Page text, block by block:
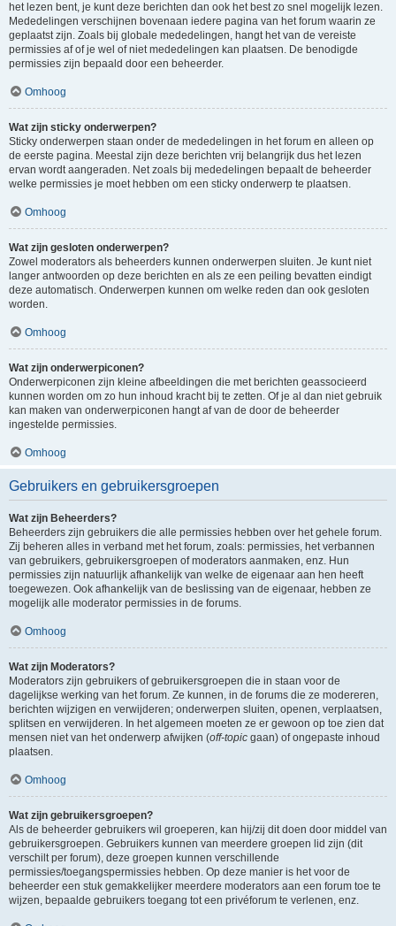
het lezen bent, je kunt deze berichten dan ook het best zo snel mogelijk lezen.
Mededelingen verschijnen bovenaan iedere pagina van het forum waarin ze
geplaatst zijn. Zoals bij globale mededelingen, hangt het van de vereiste
permissies af of je wel of niet mededelingen kan plaatsen. De benodigde
permissies zijn bepaald door een beheerder.
Omhoog
Wat zijn sticky onderwerpen?
Sticky onderwerpen staan onder de mededelingen in het forum en alleen op
de eerste pagina. Meestal zijn deze berichten vrij belangrijk dus het lezen
ervan wordt aangeraden. Net zoals bij mededelingen bepaalt de beheerder
welke permissies je moet hebben om een sticky onderwerp te plaatsen.
Omhoog
Wat zijn gesloten onderwerpen?
Zowel moderators als beheerders kunnen onderwerpen sluiten. Je kunt niet
langer antwoorden op deze berichten en als ze een peiling bevatten eindigt
deze automatisch. Onderwerpen kunnen om welke reden dan ook gesloten
worden.
Omhoog
Wat zijn onderwerpiconen?
Onderwerpiconen zijn kleine afbeeldingen die met berichten geassocieerd
kunnen worden om zo hun inhoud kracht bij te zetten. Of je al dan niet gebruik
kan maken van onderwerpiconen hangt af van de door de beheerder
ingestelde permissies.
Omhoog
Gebruikers en gebruikersgroepen
Wat zijn Beheerders?
Beheerders zijn gebruikers die alle permissies hebben over het gehele forum.
Zij beheren alles in verband met het forum, zoals: permissies, het verbannen
van gebruikers, gebruikersgroepen of moderators aanmaken, enz. Hun
permissies zijn natuurlijk afhankelijk van welke de eigenaar aan hen heeft
toegewezen. Ook afhankelijk van de beslissing van de eigenaar, hebben ze
mogelijk alle moderator permissies in de forums.
Omhoog
Wat zijn Moderators?
Moderators zijn gebruikers of gebruikersgroepen die in staan voor de
dagelijkse werking van het forum. Ze kunnen, in de forums die ze modereren,
berichten wijzigen en verwijderen; onderwerpen sluiten, openen, verplaatsen,
splitsen en verwijderen. In het algemeen moeten ze er gewoon op toe zien dat
mensen niet van het onderwerp afwijken (off-topic gaan) of ongepaste inhoud
plaatsen.
Omhoog
Wat zijn gebruikersgroepen?
Als de beheerder gebruikers wil groeperen, kan hij/zij dit doen door middel van
gebruikersgroepen. Gebruikers kunnen van meerdere groepen lid zijn (dit
verschilt per forum), deze groepen kunnen verschillende
permissies/toegangspermissies hebben. Op deze manier is het voor de
beheerder een stuk gemakkelijker meerdere moderators aan een forum toe te
wijzen, bepaalde gebruikers toegang tot een privéforum te verlenen, enz.